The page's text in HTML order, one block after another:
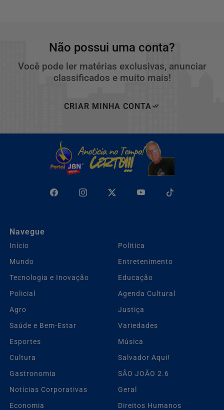
Não possui uma conta?
Você pode ler matérias exclusivas, anunciar
classificados e muito mais!
CRIAR MINHA CONTA
Navegue
Início
Politica
Mundo
Entretenimento
Tecnologia e Inovação
Educação
Policial
Agenda Cultural
Agro
Justiça
Saúde e Bem-Estar
Variedades
Esportes
Música
Cultura
Salvador Aqui!
Gastronomia
SÃO JOÃO 2.6
Notícias Corporativas
Geral
Economia
Direitos Humanos